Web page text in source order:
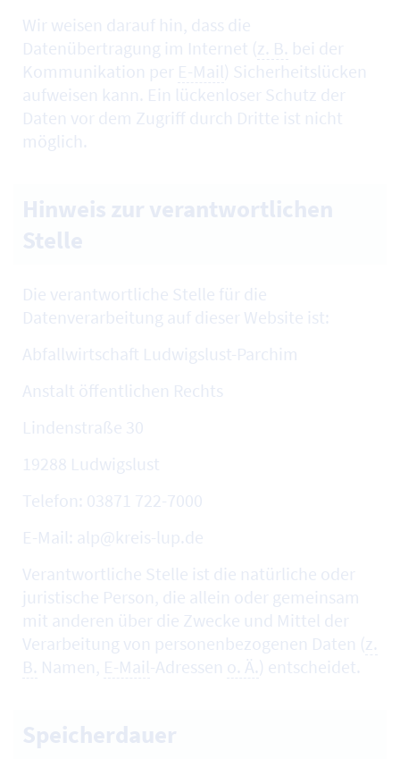
Wir weisen darauf hin, dass die
Datenübertragung im Internet (z. B. bei der
Kommunikation per E-Mail) Sicherheitslücken
aufweisen kann. Ein lückenloser Schutz der
Daten vor dem Zugriff durch Dritte ist nicht
möglich.
Die verantwortliche Stelle für die
Datenverarbeitung auf dieser Website ist:
Abfallwirtschaft Ludwigslust-Parchim
Anstalt öffentlichen Rechts
Lindenstraße 30
19288 Ludwigslust
Telefon: 03871 722-7000
E-Mail: alp@kreis-lup.de
Verantwortliche Stelle ist die natürliche oder
juristische Person, die allein oder gemeinsam
mit anderen über die Zwecke und Mittel der
Verarbeitung von personenbezogenen Daten (z.
B. Namen, E-Mail-Adressen o. Ä.) entscheidet.